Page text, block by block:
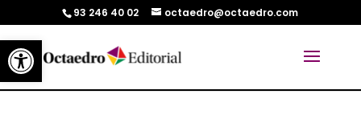
Abrir barra de herramientas
93 246 40 02 octaedro@octaedro.com